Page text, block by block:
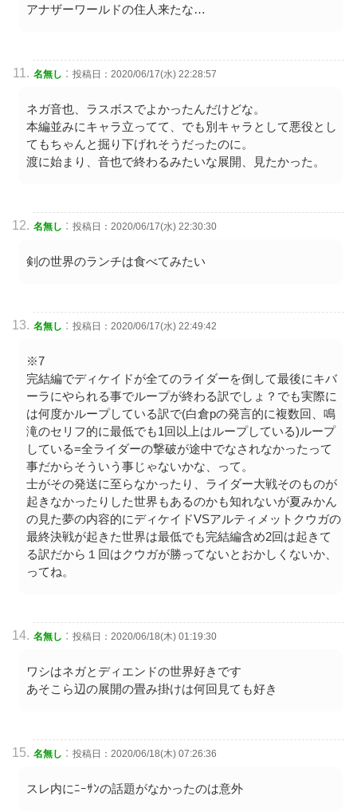
アナザーワールドの住人来たな…
名無し : 投稿日：2020/06/17(水) 22:28:57
ネガ音也、ラスボスでよかったんだけどな。
本編並みにキャラ立ってて、でも別キャラとして悪役とし
てもちゃんと掘り下げれそうだったのに。
渡に始まり、音也で終わるみたいな展開、見たかった。
名無し : 投稿日：2020/06/17(水) 22:30:30
剣の世界のランチは食べてみたい
名無し : 投稿日：2020/06/17(水) 22:49:42
※7
完結編でディケイドが全てのライダーを倒して最後にキバ
ーラにやられる事でループが終わる訳でしょ？でも実際に
は何度かループしている訳で(白倉pの発言的に複数回、鳴
滝のセリフ的に最低でも1回以上はループしている)ループ
している=全ライダーの撃破が途中でなされなかったって
事だからそういう事じゃないかな、って。
士がその発送に至らなかったり、ライダー大戦そのものが
起きなかったりした世界もあるのかも知れないが夏みかん
の見た夢の内容的にディケイドVSアルティメットクウガの
最終決戦が起きた世界は最低でも完結編含め2回は起きて
る訳だから１回はクウガが勝ってないとおかしくないか、
ってね。
名無し : 投稿日：2020/06/18(木) 01:19:30
ワシはネガとディエンドの世界好きです
あそこら辺の展開の畳み掛けは何回見ても好き
名無し : 投稿日：2020/06/18(木) 07:26:36
スレ内にﾆｰｻﾝの話題がなかったのは意外